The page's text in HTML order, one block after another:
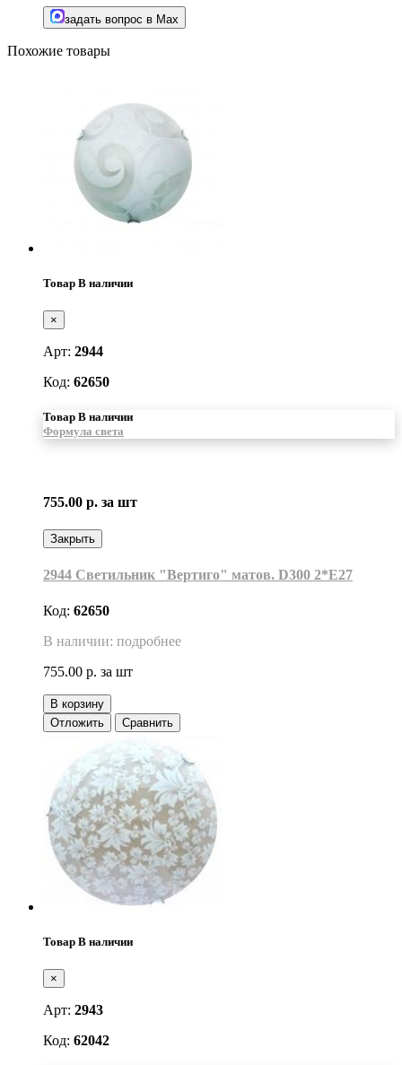
задать вопрос в Max
Похожие товары
Товар В наличии
×
Арт: 2944
Код: 62650
Товар В наличии
Формула света
755.00 р. за шт
Закрыть
2944 Светильник "Вертиго" матов. D300 2*Е27
Код: 62650
В наличии: подробнее
755.00 р. за шт
В корзину
Отложить
Сравнить
Товар В наличии
×
Арт: 2943
Код: 62042